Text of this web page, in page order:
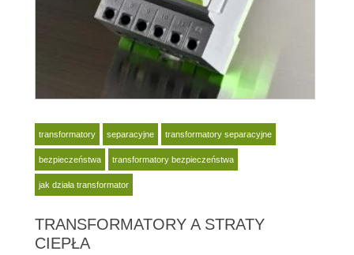
transformatory separacyjne transformatory separacyjne
bezpieczeństwa transformatory bezpieczeństwa
jak działa transformator
TRANSFORMATORY A STRATY
CIEPŁA